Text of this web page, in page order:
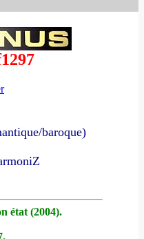
baroque)
état (2004).